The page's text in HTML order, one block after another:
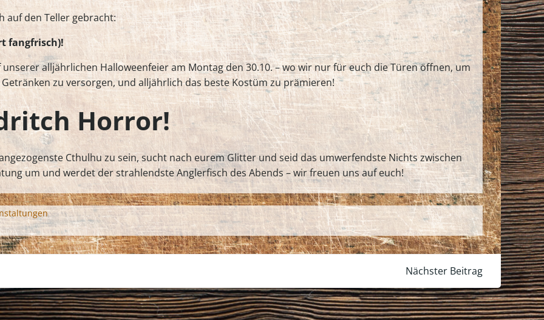
auf den Teller gebracht:
fangfrisch)!
alljährlichen Halloweenfeier am Montag den 30.10. – wo wir nur für euch die Türen öffnen, um
zu versorgen, und alljährlich das beste Kostüm zu prämieren!
Horror!
Cthulhu zu sein, sucht nach eurem Glitter und seid das umwerfendste Nichts zwischen
um und werdet der strahlendste Anglerfisch des Abends – wir freuen uns auf euch!
navigation
Nächster Beitrag